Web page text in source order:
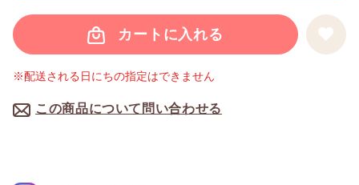
カートに入れる
この商品について問い合わせる
※配送される日にちの指定はできません